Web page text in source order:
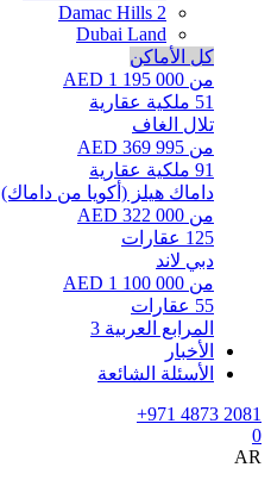
Damac Hills 2
Dubai Land
كل الأماكن
من AED 1 195 000
51 ملكية عقارية
تلال الغاف
من AED 369 995
91 ملكية عقارية
داماك هيلز (أكويا من داماك)
من AED 322 000
125 عقارات
دبي لاند
من AED 1 100 000
55 عقارات
المرابع العربية 3
الأخبار
الأسئلة الشائعة
+971 4873 2081
0
AR